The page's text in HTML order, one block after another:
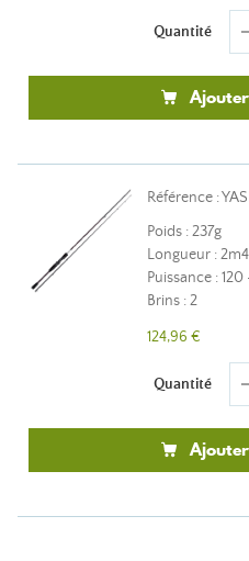
Quantité remove
Référence :
Poids : 237g
Longueur :
Puissance : 120
Brins : 2
124,96 €
Quantité remove